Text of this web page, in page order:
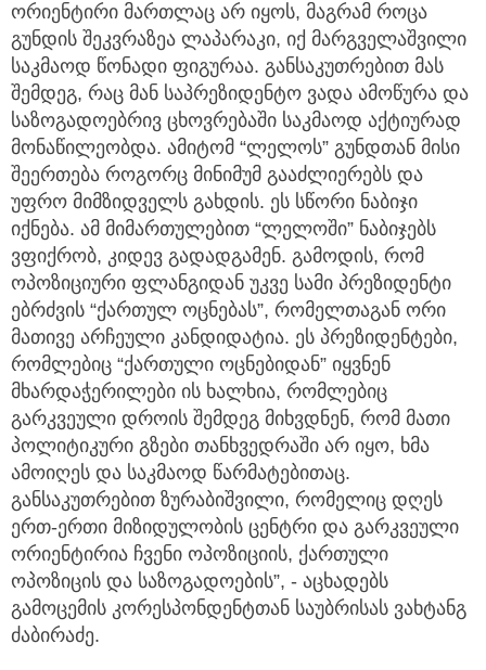
ორიენტირი მართლაც არ იყოს, მაგრამ როცა
გუნდის შეკვრაზეა ლაპარაკი, იქ მარგველაშვილი
საკმაოდ წონადი ფიგურაა. განსაკუთრებით მას
შემდეგ, რაც მან საპრეზიდენტო ვადა ამოწურა და
საზოგადოებრივ ცხოვრებაში საკმაოდ აქტიურად
მონაწილეობდა. ამიტომ “ლელოს” გუნდთან მისი
შეერთება როგორც მინიმუმ გააძლიერებს და
უფრო მიმზიდველს გახდის. ეს სწორი ნაბიჯი
იქნება. ამ მიმართულებით “ლელოში” ნაბიჯებს
ვფიქრობ, კიდევ გადადგამენ. გამოდის, რომ
ოპოზიციური ფლანგიდან უკვე სამი პრეზიდენტი
ებრძვის “ქართულ ოცნებას”, რომელთაგან ორი
მათივე არჩეული კანდიდატია. ეს პრეზიდენტები,
რომლებიც “ქართული ოცნებიდან” იყვნენ
მხარდაჭერილები ის ხალხია, რომლებიც
გარკვეული დროის შემდეგ მიხვდნენ, რომ მათი
პოლიტიკური გზები თანხვედრაში არ იყო, ხმა
ამოიღეს და საკმაოდ წარმატებითაც.
განსაკუთრებით ზურაბიშვილი, რომელიც დღეს
ერთ-ერთი მიზიდულობის ცენტრი და გარკვეული
ორიენტირია ჩვენი ოპოზიციის, ქართული
ოპოზიცის და საზოგადოების”, - აცხადებს
გამოცემის კორესპონდენტთან საუბრისას ვახტანგ
ძაბირაძე.